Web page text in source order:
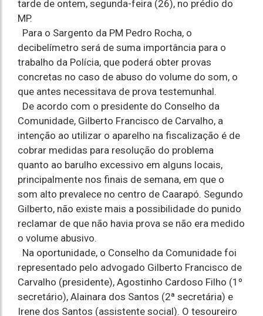
tarde de ontem, segunda-feira (26), no prédio do
MP.
Para o Sargento da PM Pedro Rocha, o
decibelímetro será de suma importância para o
trabalho da Polícia, que poderá obter provas
concretas no caso de abuso do volume do som, o
que antes necessitava de prova testemunhal.
De acordo com o presidente do Conselho da
Comunidade, Gilberto Francisco de Carvalho, a
intenção ao utilizar o aparelho na fiscalização é de
cobrar medidas para resolução do problema
quanto ao barulho excessivo em alguns locais,
principalmente nos finais de semana, em que o
som alto prevalece no centro de Caarapó. Segundo
Gilberto, não existe mais a possibilidade do punido
reclamar de que não havia prova se não era medido
o volume abusivo.
Na oportunidade, o Conselho da Comunidade foi
representado pelo advogado Gilberto Francisco de
Carvalho (presidente), Agostinho Cardoso Filho (1º
secretário), Alainara dos Santos (2ª secretária) e
Irene dos Santos (assistente social). O tesoureiro